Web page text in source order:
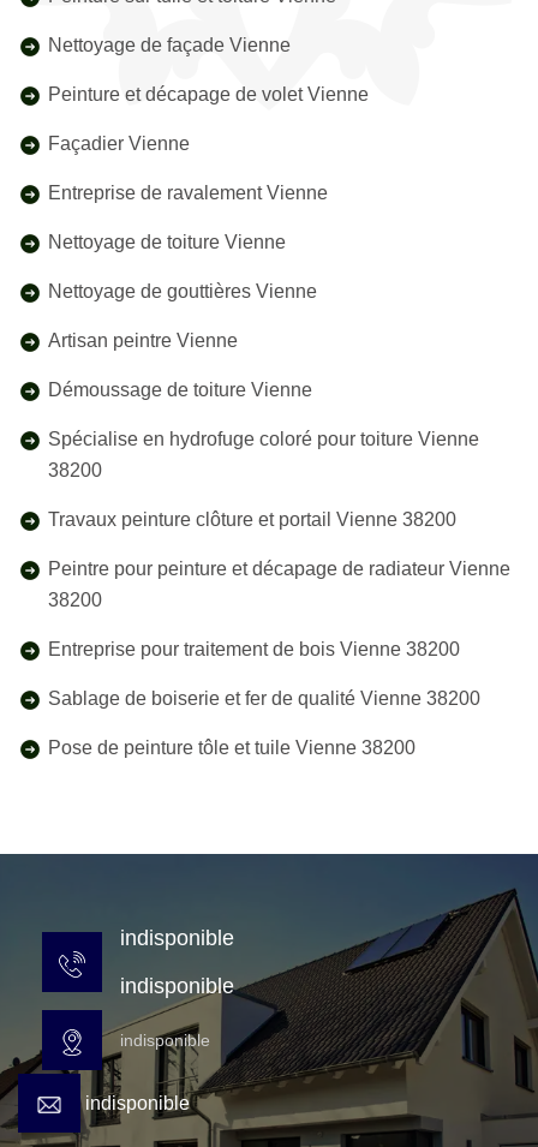
Nettoyage de façade Vienne
Peinture et décapage de volet Vienne
Façadier Vienne
Entreprise de ravalement Vienne
Nettoyage de toiture Vienne
Nettoyage de gouttières Vienne
Artisan peintre Vienne
Démoussage de toiture Vienne
Spécialise en hydrofuge coloré pour toiture Vienne
38200
Travaux peinture clôture et portail Vienne 38200
Peintre pour peinture et décapage de radiateur Vienne
38200
Entreprise pour traitement de bois Vienne 38200
Sablage de boiserie et fer de qualité Vienne 38200
Pose de peinture tôle et tuile Vienne 38200
indisponible
indisponible
indisponible
indisponible